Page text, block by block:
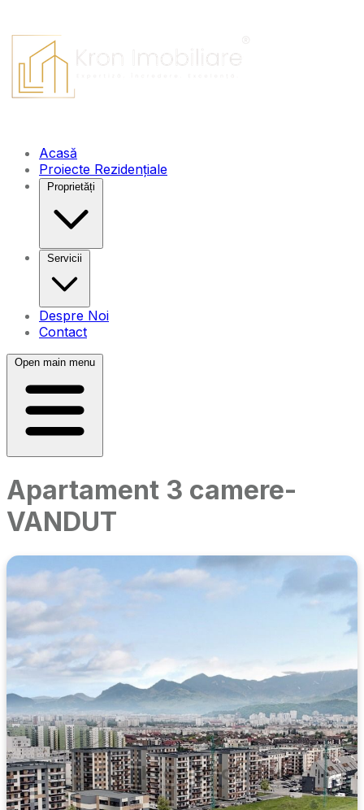
Acasă
Proiecte Rezidențiale
Proprietăți
Servicii
Despre Noi
Contact
Open main menu
Apartament 3 camere-
VANDUT